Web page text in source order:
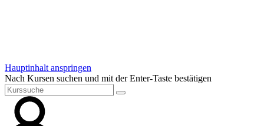
Hauptinhalt anspringen
Nach Kursen suchen und mit der Enter-Taste bestätigen